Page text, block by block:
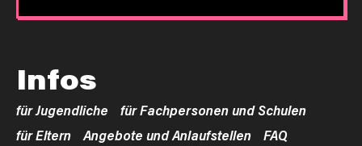
Infos
für Jugendliche
für Fachpersonen und Schulen
für Eltern
Angebote und Anlaufstellen
FAQ